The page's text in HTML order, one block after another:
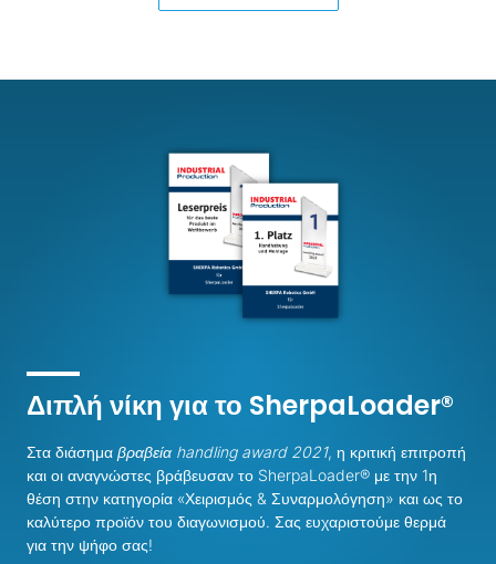
Διπλή νίκη για το SherpaLoader®
Στα διάσημα βραβεία handling award 2021, η κριτική επιτροπή
και οι αναγνώστες βράβευσαν το SherpaLoader® με την 1η
θέση στην κατηγορία «Χειρισμός & Συναρμολόγηση» και ως το
καλύτερο προϊόν του διαγωνισμού. Σας ευχαριστούμε θερμά
για την ψήφο σας!